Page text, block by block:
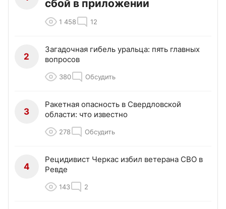
сбой в приложении
1 458 12
2
Загадочная гибель уральца: пять главных
вопросов
380 Обсудить
3
Ракетная опасность в Свердловской
области: что известно
278 Обсудить
4
Рецидивист Черкас избил ветерана СВО в
Ревде
143 2